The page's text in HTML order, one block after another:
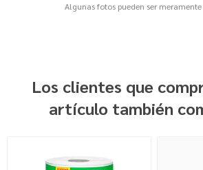
Algunas fotos pueden ser
Los clientes que
artículo también